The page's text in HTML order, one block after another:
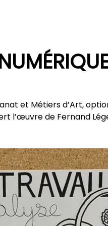
et Métiers d’Art,
l’œuvre de Fernand